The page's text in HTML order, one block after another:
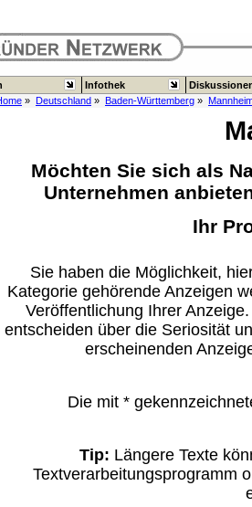
Infothek
» Deutschland » Baden-Württemberg »
Möchten Sie sich als
Unternehmen
Ihr
Sie haben die Möglichkeit,
Kategorie gehörende Anzeigen
Veröffentlichung Ihrer
entscheiden über die Seriosität
erscheinenden
Die mit *
Tip: Längere Texte
Textverarbeitungsprogramm